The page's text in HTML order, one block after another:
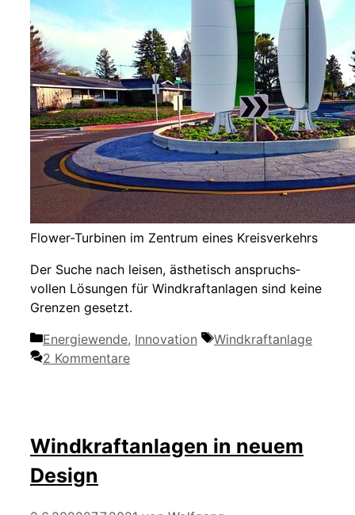
Flower-Turbinen im Zentrum eines Kreisverkehrs
Der Suche nach leisen, ästhetisch anspruchs­
vollen Lösun­gen für Wind­kraft­anlagen sind keine
Grenzen gesetzt.
Kategorien
Energiewende, Innovation Schlagwörter
Windkraftanlage
2 Kommentare
Windkraftanlagen in neuem
Design